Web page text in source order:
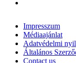
Impresszum
Médiaajánlat
Adatvédelmi
Általános
Contact us